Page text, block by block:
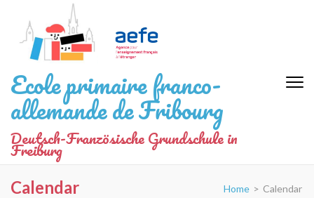
Inhalt
springen
(Eingabetaste
drücken)
Ecole primaire franco-
allemande de Fribourg
Deutsch-Französische Grundschule in
Freiburg
Calendar Home > Calendar